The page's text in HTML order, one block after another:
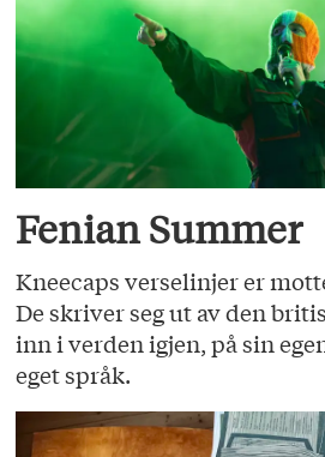
Fenian Summer
Kneecaps verselinjer er
De skriver seg ut av den
inn i verden igjen, på sin
eget språk.